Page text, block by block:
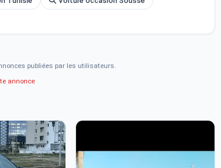
publiées par les utilisateurs.
annonce